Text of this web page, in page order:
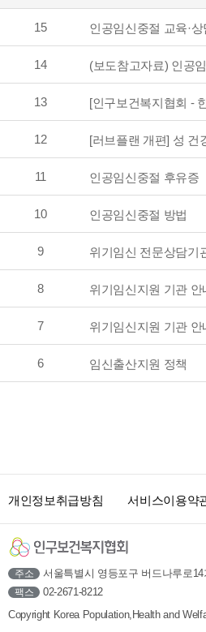
15 인공임신중절 교육·
14 (보도참고자료) 인공
13 [인구보건복지협회 -
12 [러브플랜 개편] 성 건
11 인공임신중절 후유증
10 인공임신중절 방법
9 위기임신 전문상담기
8 위기임신지원 기관 안
7 위기임신지원 기관 안
6 임신출산지원 정책
개인정보취급방침 서비스이용약
주소 서울특별시 영등포구 버드나루로
팩스
02-2671-8212
Copyright Korea Population,Health and